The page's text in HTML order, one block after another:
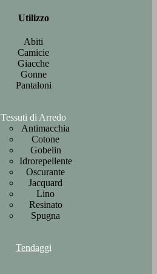
Utilizzo
Abiti
Camicie
Giacche
Gonne
Pantaloni
Tessuti di Arredo
Antimacchia
Cotone
Gobelin
Idrorepellente
Oscurante
Jacquard
Lino
Resinato
Spugna
Tendaggi